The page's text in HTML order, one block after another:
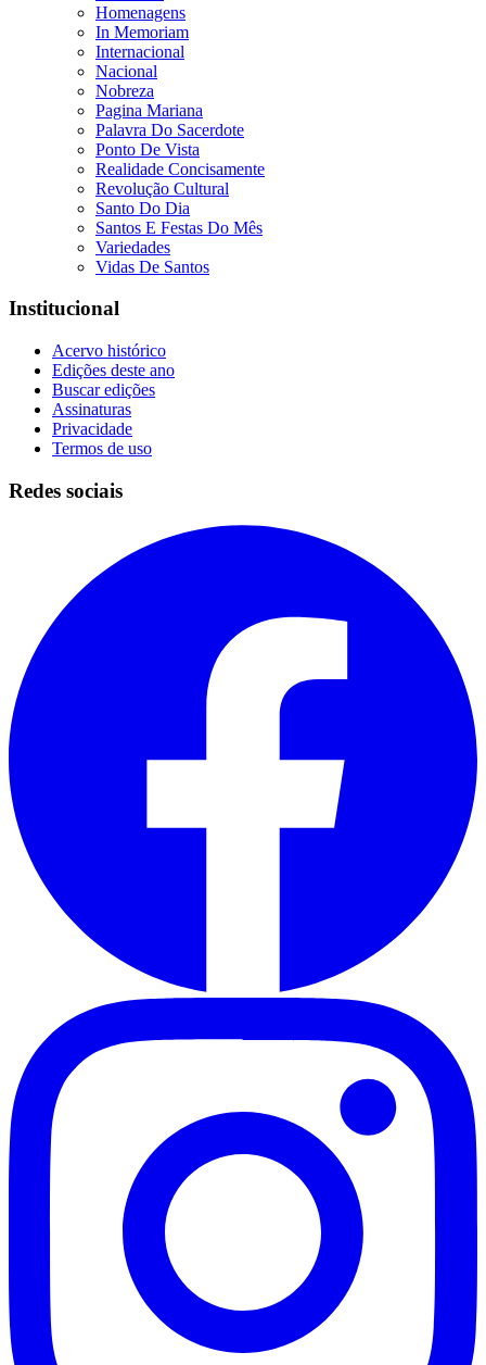
Homenagens
In Memoriam
Internacional
Nacional
Nobreza
Pagina Mariana
Palavra Do Sacerdote
Ponto De Vista
Realidade Concisamente
Revolução Cultural
Santo Do Dia
Santos E Festas Do Mês
Variedades
Vidas De Santos
Institucional
Acervo histórico
Edições deste ano
Buscar edições
Assinaturas
Privacidade
Termos de uso
Redes sociais